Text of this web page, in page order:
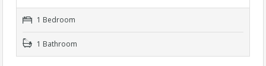
1 Bedroom
1 Bathroom